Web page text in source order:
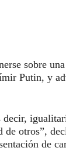
sobre
Putin, y
decir,
de otros”,
de